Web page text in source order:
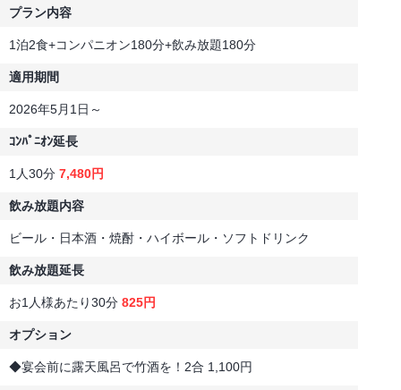
プラン内容
1泊2食+コンパニオン180分+飲み放題180分
適用期間
2026年5月1日～
ｺﾝﾊﾟﾆｵﾝ延長
1人30分 7,480円
飲み放題内容
ビール・日本酒・焼酎・ハイボール・ソフトドリンク
飲み放題延長
お1人様あたり30分 825円
オプション
◆宴会前に露天風呂で竹酒を！2合 1,100円